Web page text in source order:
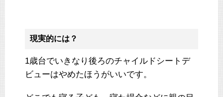
現実的には？
1歳台でいきなり後ろのチャイルドシートデ
ビューはやめたほうがいいです。